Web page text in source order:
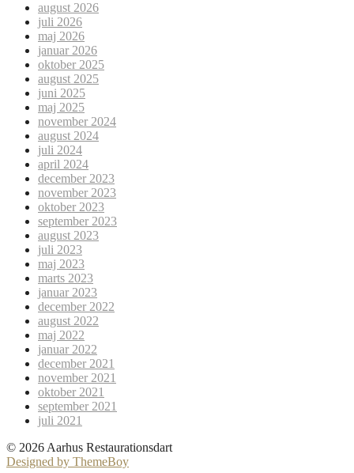
august 2026
juli 2026
maj 2026
januar 2026
oktober 2025
august 2025
juni 2025
maj 2025
november 2024
august 2024
juli 2024
april 2024
december 2023
november 2023
oktober 2023
september 2023
august 2023
juli 2023
maj 2023
marts 2023
januar 2023
december 2022
august 2022
maj 2022
januar 2022
december 2021
november 2021
oktober 2021
september 2021
juli 2021
© 2026 Aarhus Restaurationsdart
Designed by ThemeBoy